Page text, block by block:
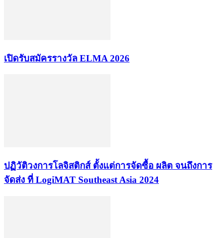
เปิดรับสมัครรางวัล ELMA 2026
ปฏิวัติวงการโลจิสติกส์ ตั้งแต่การจัดซื้อ ผลิต จนถึงการ
จัดส่ง ที่ LogiMAT Southeast Asia 2024